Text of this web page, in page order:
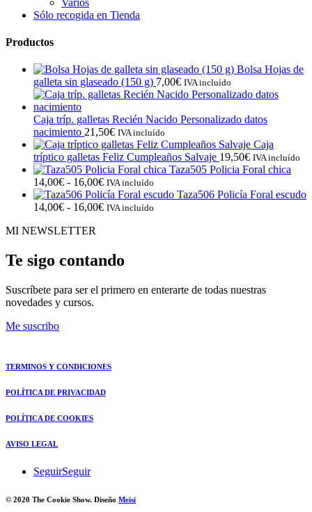
Sólo recogida en Tienda
Productos
Bolsa Hojas de
galleta sin glaseado (150 g) 7,00€ IVA incluído
Caja tríp. galletas Recién Nacido Personalizado datos
nacimiento 21,50€ IVA incluído
Caja
tríptico galletas Feliz Cumpleaños Salvaje 19,50€ IVA incluído
Taza505 Policia Foral chica
14,00€ - 16,00€Rango
de
precios:
16,00€
IVA incluído
Taza506 Policía Foral escudo
14,00€ - 16,00€Rango
14,00€
hasta
IVA incluído
MI NEWSLETTER
Te sigo contando
Suscríbete para ser el primero en enterarte de todas nuestras
novedades y cursos.
Me suscribo
TERMINOS Y CONDICIONES
POLÍTICA DE PRIVACIDAD
POLÍTICA DE COOKIES
AVISO LEGAL
SeguirSeguir
© 2020 The Cookie Show. Diseño Meisi